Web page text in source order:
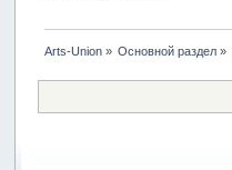
Arts-Union» Основной раздел »